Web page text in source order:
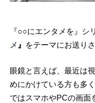
『○○にエンタメを』シ
メ 』 をテーマにお送り
眼鏡と言えば、最近は
めにかけている方も多
ではスマホやPCの画面